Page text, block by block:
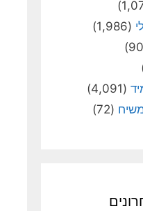
(1,986)
(4,091)
(72)